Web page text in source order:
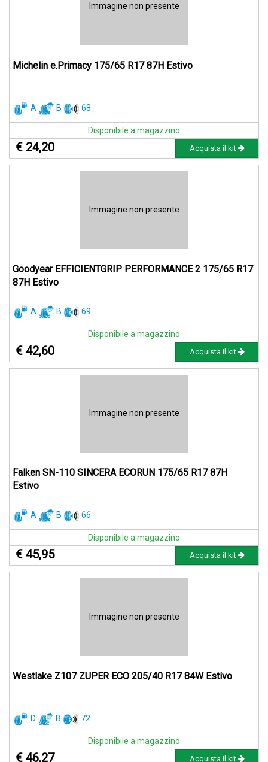
Immagine non presente
Michelin e.Primacy 175/65 R17 87H Estivo
A B 68
Disponibile a magazzino
€ 24,20 Acquista il kit
Immagine non presente
Goodyear EFFICIENTGRIP PERFORMANCE 2 175/65 R17
87H Estivo
A B 69
Disponibile a magazzino
€ 42,60 Acquista il kit
Immagine non presente
Falken SN-110 SINCERA ECORUN 175/65 R17 87H
Estivo
A B 66
Disponibile a magazzino
€ 45,95 Acquista il kit
Immagine non presente
Westlake Z107 ZUPER ECO 205/40 R17 84W Estivo
D B 72
Disponibile a magazzino
€ 46,27 Acquista il kit